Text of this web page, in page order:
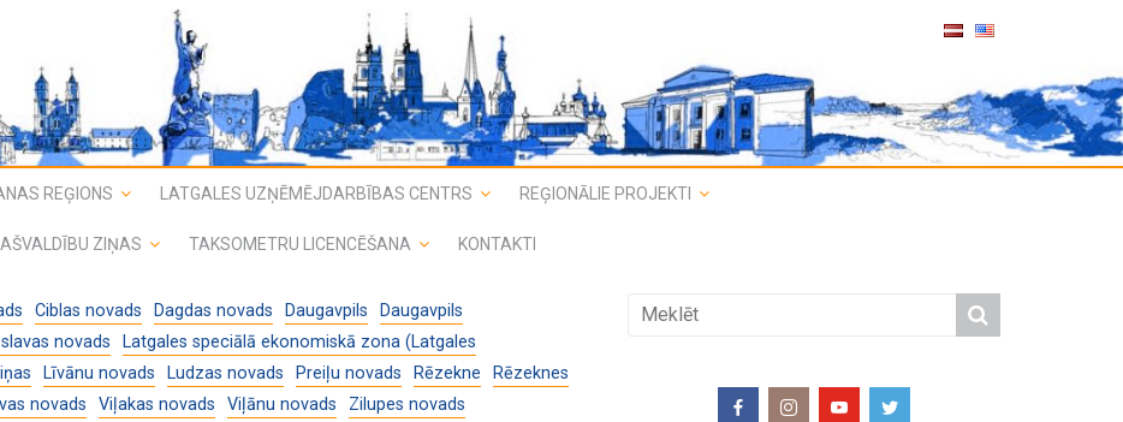
REĢIONS LATGALES UZŅĒMĒJDARBĪBAS CENTRS REĢIONĀLIE PROJEKTI
ZIŅAS TAKSOMETRU LICENCĒŠANA KONTAKTI
Ciblas novads Dagdas novads Daugavpils
Daugavpils
novads
Latgales speciālā ekonomiskā zona (Latgales
Līvānu novads Ludzas novads Preiļu novads Rēzekne
Rēzeknes
novads Viļakas novads Viļānu novads Zilupes novads